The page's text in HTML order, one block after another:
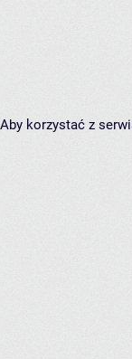
korzystać z